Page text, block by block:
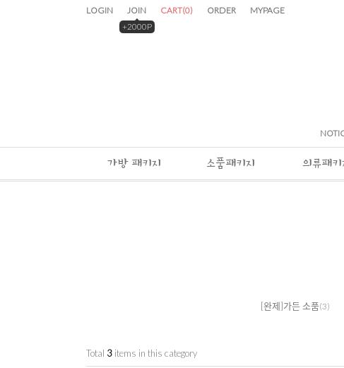
LOGIN
JOIN
+2000P
CART(0) ORDER MYPAGE
가방 패키지 소품패키지 의류패키
[완제]가든 소품(3)
Total 3 items in this category